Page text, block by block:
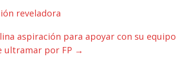
reveladora
aspiración para apoyar con su equipo
ultramar por FP →